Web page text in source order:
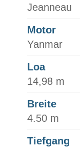
Jeanneau
Motor
Yanmar
Loa
14,98 m
Breite
4.50 m
Tiefgang